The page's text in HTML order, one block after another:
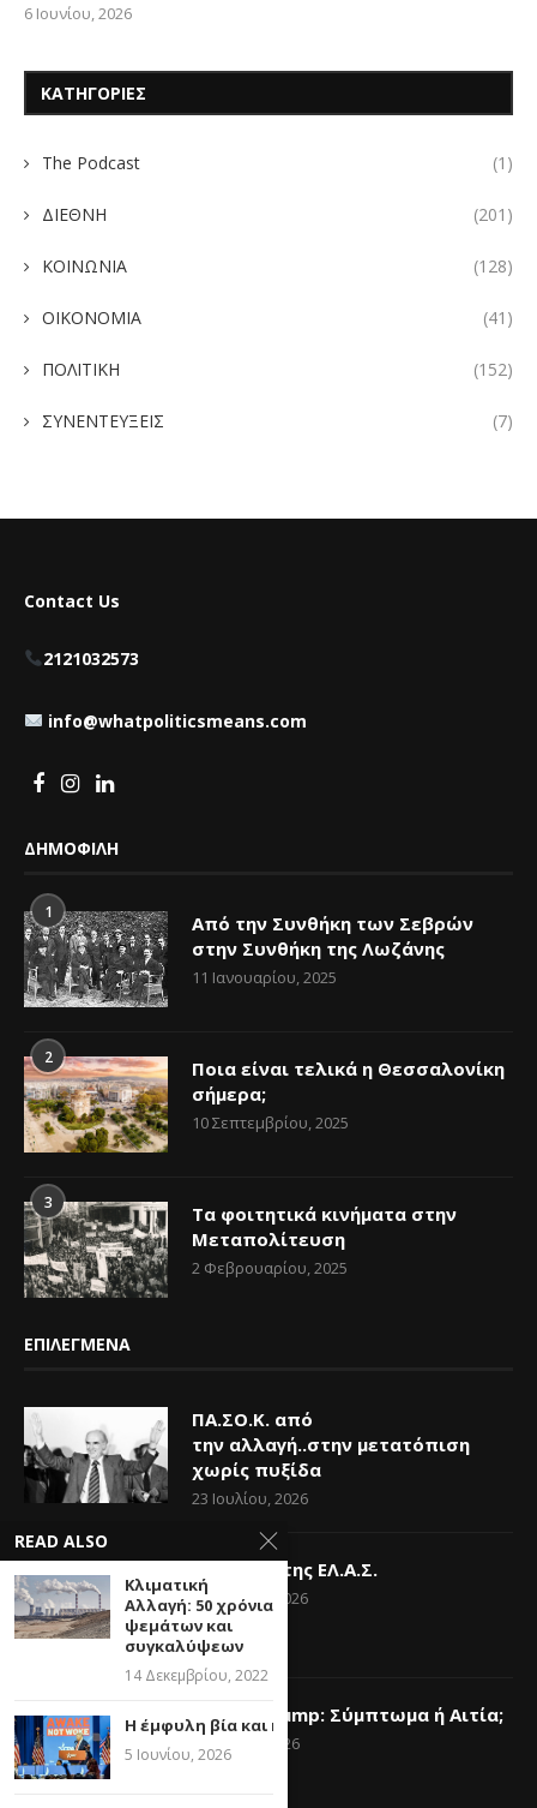
6 Ιουνίου, 2026
ΚΑΤΗΓΟΡΙΕΣ
The Podcast (1)
ΔΙΕΘΝΗ (201)
ΚΟΙΝΩΝΙΑ (128)
ΟΙΚΟΝΟΜΙΑ (41)
ΠΟΛΙΤΙΚΗ (152)
ΣΥΝΕΝΤΕΥΞΕΙΣ (7)
Contact Us
2121032573
info@whatpoliticsmeans.com
ΔΗΜΟΦΙΛΗ
1
Από την Συνθήκη των Σεβρών
στην Συνθήκη της Λωζάνης
11 Ιανουαρίου, 2025
2
Ποια είναι τελικά η Θεσσαλονίκη
σήμερα;
10 Σεπτεμβρίου, 2025
3
Τα φοιτητικά κινήματα στην
Μεταπολίτευση
2 Φεβρουαρίου, 2025
ΕΠΙΛΕΓΜΕΝΑ
ΠΑ.ΣΟ.Κ. από
την αλλαγή..στην μετατόπιση
χωρίς πυξίδα
23 Ιουλίου, 2026
Η Ελπίδα της ΕΛ.Α.Σ.
14 Ιουνίου, 2026
Donald Trump: Σύμπτωμα ή Αιτία;
6 Ιουνίου, 2026
READ ALSO
Κλιματική
Αλλαγή: 50 χρόνια
ψεμάτων και
συγκαλύψεων
14 Δεκεμβρίου, 2022
Η έμφυλη βία και η δήθεν woke κουλτούρα
5 Ιουνίου, 2026